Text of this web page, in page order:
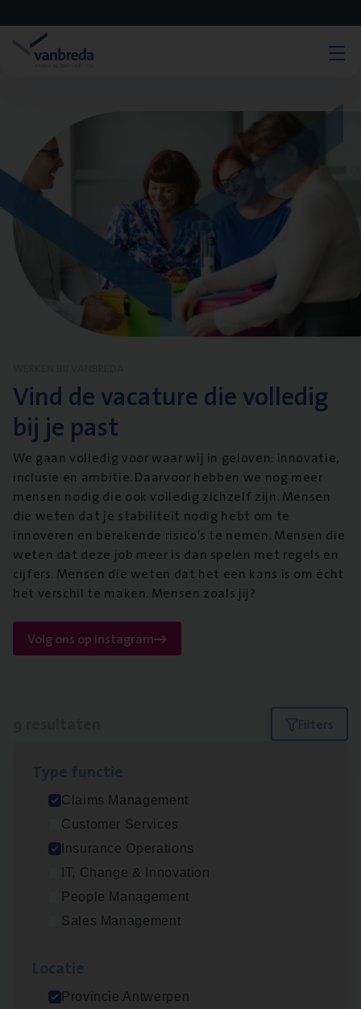
Vind de vacature die volledig
bij je past
We gaan volledig voor waar wij in geloven: innovatie,
inclusie en ambitie. Daarvoor hebben we nog meer
mensen nodig die ook volledig zichzelf zijn. Mensen
die weten dat je stabiliteit nodig hebt om te
innoveren en berekende risico’s te nemen. Mensen die
weten dat deze job meer is dan spelen met regels en
cijfers. Mensen die weten dat het een kans is om écht
het verschil te maken. Mensen zoals jij?
Volg ons op instagram
Filters
Claims Management
Customer Services
Insurance Operations
IT, Change & Innovation
People Management
Sales Management
Provincie Antwerpen
Advisor/​Configuratie ana­lyst Part­ner in
Benefits
Insurance Operations
Beveren
Antwerpen